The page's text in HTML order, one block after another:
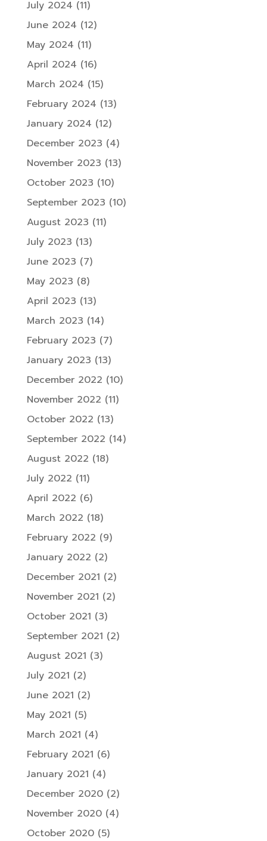
July 2024 (11)
June 2024 (12)
May 2024 (11)
April 2024 (16)
March 2024 (15)
February 2024 (13)
January 2024 (12)
December 2023 (4)
November 2023 (13)
October 2023 (10)
September 2023 (10)
August 2023 (11)
July 2023 (13)
June 2023 (7)
May 2023 (8)
April 2023 (13)
March 2023 (14)
February 2023 (7)
January 2023 (13)
December 2022 (10)
November 2022 (11)
October 2022 (13)
September 2022 (14)
August 2022 (18)
July 2022 (11)
April 2022 (6)
March 2022 (18)
February 2022 (9)
January 2022 (2)
December 2021 (2)
November 2021 (2)
October 2021 (3)
September 2021 (2)
August 2021 (3)
July 2021 (2)
June 2021 (2)
May 2021 (5)
March 2021 (4)
February 2021 (6)
January 2021 (4)
December 2020(2)
November 2020(4)
October 2020(5)